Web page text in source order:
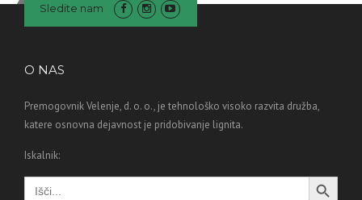
Sledite nam
O NAS
Premogovnik Velenje, d. o. o., je tehnološko visoko razvita družba,
katere osnovna dejavnost je pridobivanje lignita.
Iskalnik:
Search
for:
Search Button